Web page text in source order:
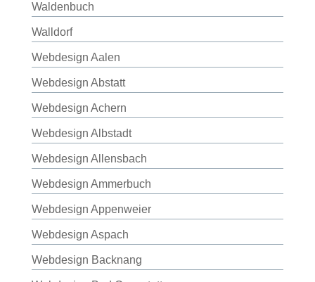
Waldenbuch
Walldorf
Webdesign Aalen
Webdesign Abstatt
Webdesign Achern
Webdesign Albstadt
Webdesign Allensbach
Webdesign Ammerbuch
Webdesign Appenweier
Webdesign Aspach
Webdesign Backnang